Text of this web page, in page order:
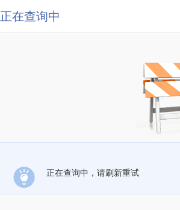
正在查询中
正在查询中，请刷新重试